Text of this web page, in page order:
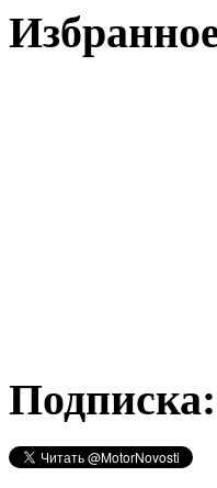
Подписка: